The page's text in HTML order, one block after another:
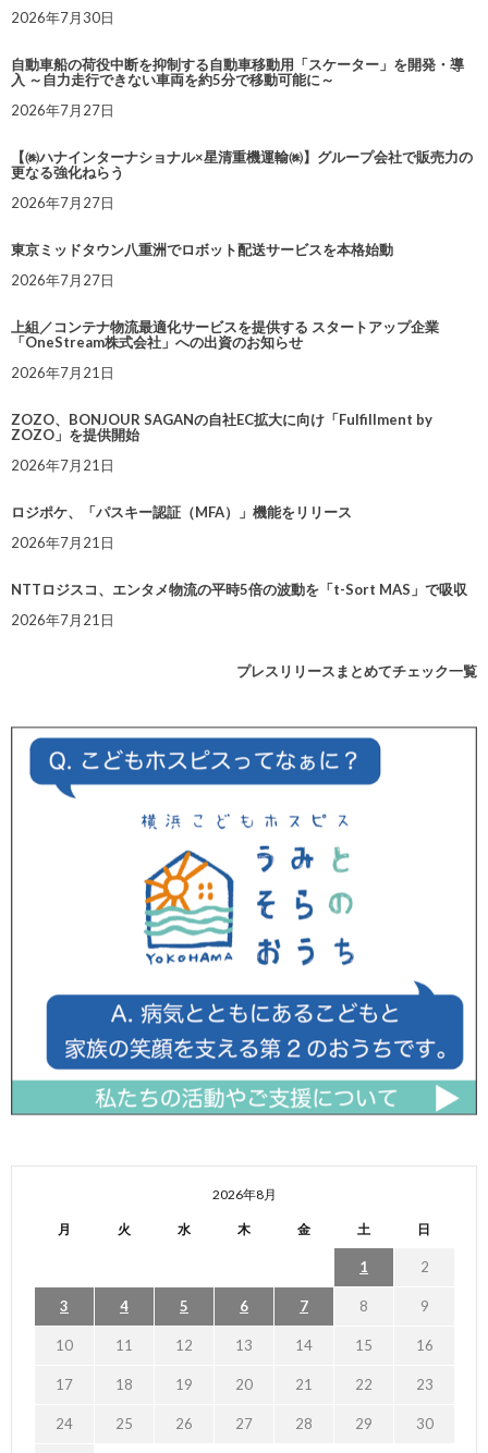
2026年7月30日
自動車船の荷役中断を抑制する自動車移動用「スケーター」を開発・導
入 ～自力走行できない車両を約5分で移動可能に～
2026年7月27日
【㈱ハナインターナショナル×星清重機運輸㈱】グループ会社で販売力の
更なる強化ねらう
2026年7月27日
東京ミッドタウン八重洲でロボット配送サービスを本格始動
2026年7月27日
上組／コンテナ物流最適化サービスを提供する スタートアップ企業
「OneStream株式会社」への出資のお知らせ
2026年7月21日
ZOZO、BONJOUR SAGANの自社EC拡大に向け「Fulfillment by
ZOZO」を提供開始
2026年7月21日
ロジポケ、「パスキー認証（MFA）」機能をリリース
2026年7月21日
NTTロジスコ、エンタメ物流の平時5倍の波動を「t-Sort MAS」で吸収
2026年7月21日
プレスリリースまとめてチェック一覧
2026年8月
月 火 水 木 金 土 日
1 2
3 4 5 6 7 8 9
10 11 12 13 14 15 16
17 18 19 20 21 22 23
24 25 26 27 28 29 30